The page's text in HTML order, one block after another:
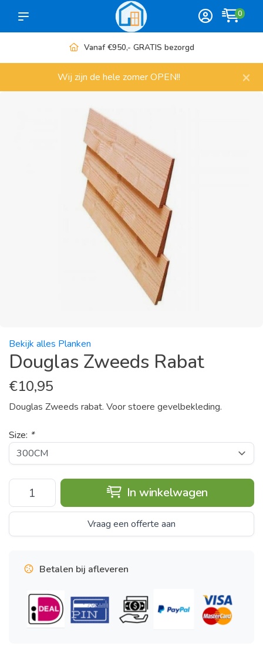
0
Meer dan 1000 artikelen
Wij zijn de hele zomer OPEN!! ×
Bekijk alles Planken
Douglas Zweeds Rabat
€10,95
Douglas Zweeds rabat. Voor stoere gevelbekleding.
Size: *
In winkelwagen
Vraag een offerte aan
Betalen bij afleveren